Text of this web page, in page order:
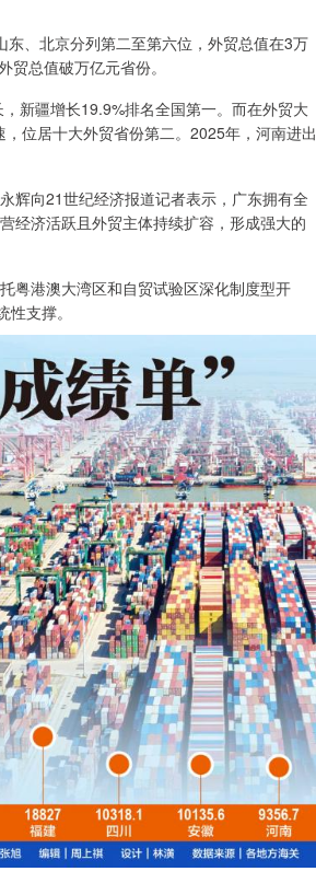
、北京分列第二至第六位，外贸总值在3万
总值破万亿元省份。
新疆增长19.9%排名全国第一。而在外贸大
位居十大外贸省份第二。2025年，河南进出
辉向21世纪经济报道记者表示，广东拥有全
经济活跃且外贸主体持续扩容，形成强大的
粤港澳大湾区和自贸试验区深化制度型开
支撑。